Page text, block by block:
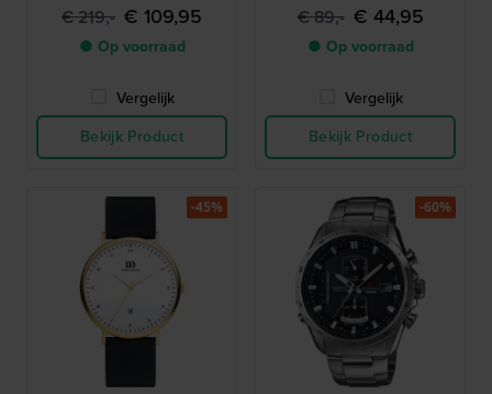
€ 219,- € 109,95
● Op voorraad
Vergelijk
Bekijk Product
€ 89,- € 44,95
● Op voorraad
Vergelijk
Bekijk Product
-45% -60%